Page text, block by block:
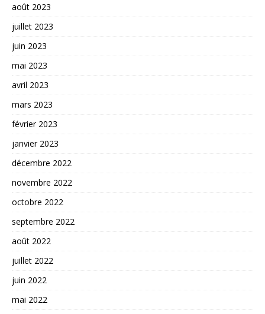
août 2023
juillet 2023
juin 2023
mai 2023
avril 2023
mars 2023
février 2023
janvier 2023
décembre 2022
novembre 2022
octobre 2022
septembre 2022
août 2022
juillet 2022
juin 2022
mai 2022